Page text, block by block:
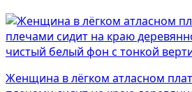
Женщина в лёгком атласном